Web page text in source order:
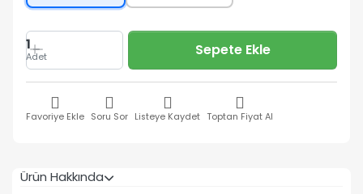
1
Adet Sepete Ekle
Favoriye Ekle Soru Sor Listeye Kaydet Toptan Fiyat Al
Ürün Hakkında